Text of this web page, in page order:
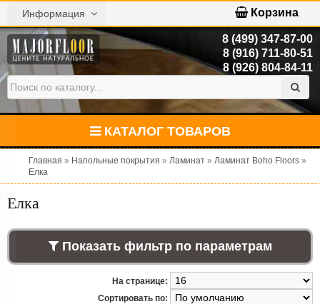
Информация Корзина
8 (499) 347-87-00
8 (916) 711-80-51
8 (926) 804-84-11
КАТАЛОГ ТОВАРОВ
Главная » Напольные покрытия » Ламинат » Ламинат Boho Floors »
Елка
Елка
Показать фильтр по параметрам
На странице:
Сортировать по: